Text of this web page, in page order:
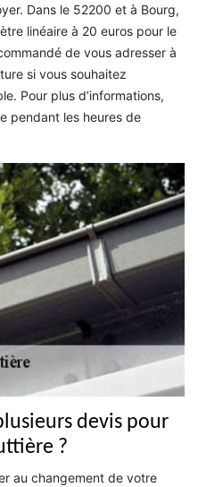
Dans le 52200 et à Bourg,
linéaire à 20 euros pour le
de vous adresser à
si vous souhaitez
Pour plus d’informations,
pendant les heures de
devis pour
?
au changement de votre